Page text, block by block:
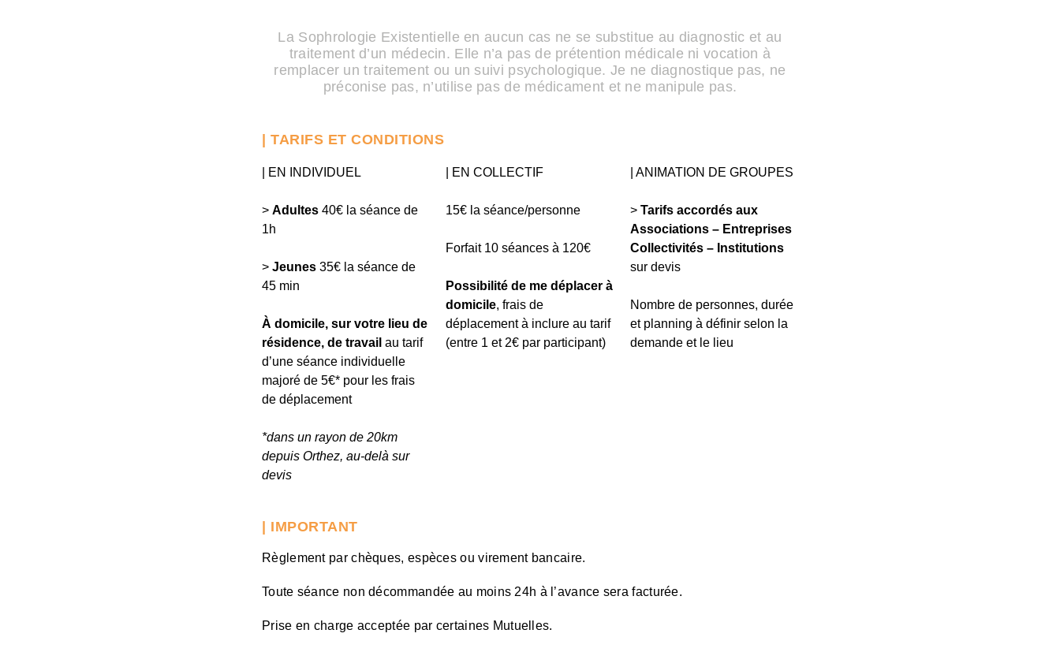
La Sophrologie Existentielle en aucun cas ne se substitue au diagnostic et au
traitement d’un médecin. Elle n’a pas de prétention médicale ni vocation à
remplacer un traitement ou un suivi psychologique. Je ne diagnostique pas, ne
préconise pas, n’utilise pas de médicament et ne manipule pas.
| TARIFS ET CONDITIONS​
| EN INDIVIDUEL
> Adultes 40€ la séance de
1h
> Jeunes 35€ la séance de
45 min
À domicile, sur votre lieu de
résidence, de travail au tarif
d’une séance individuelle
majoré de 5€* pour les frais
de déplacement
*dans un rayon de 20km
depuis Orthez, au-delà sur
devis
| EN COLLECTIF
15€ la séance/personne
Forfait 10 séances à 120€
Possibilité de me déplacer à
domicile, frais de
déplacement à inclure au tarif
(entre 1 et 2€ par participant)
| ANIMATION DE GROUPES
> Tarifs accordés aux
Associations – Entreprises
Collectivités – Institutions
sur devis
Nombre de personnes, durée
et planning à définir selon la
demande et le lieu
| IMPORTANT
Règlement par chèques, espèces ou virement bancaire.
Toute séance non décommandée au moins 24h à l’avance sera facturée.
Prise en charge acceptée par certaines Mutuelles.